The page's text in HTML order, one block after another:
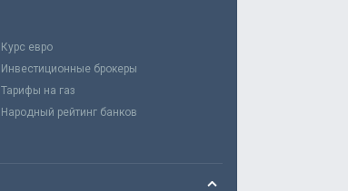
Курс евро
Инвестиционные брокеры
Тарифы на газ
Народный рейтинг банков